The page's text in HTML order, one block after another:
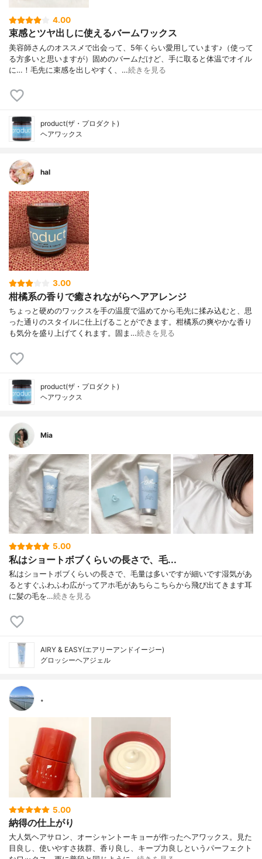
4.00
束感とツヤ出しに使えるバームワックス
美容師さんのオススメで出会って、5年くらい愛用しています♪（使って
る方多いと思いますが）固めのバームだけど、手に取ると体温でオイル
に…！毛先に束感を出しやすく、…続きを見る
product(ザ・プロダクト)
ヘアワックス
hal
3.00
柑橘系の香りで癒されながらヘアアレンジ
ちょっと硬めのワックスを手の温度で温めてから毛先に揉み込むと、思
った通りのスタイルに仕上げることができます。柑橘系の爽やかな香り
も気分を盛り上げてくれます。固ま…続きを見る
product(ザ・プロダクト)
ヘアワックス
Mia
5.00
私はショートボブくらいの長さで、毛...
私はショートボブくらいの長さで、毛量は多いですが細いです湿気があ
るとすぐふわふわ広がってアホ毛があちらこちらから飛び出てきます耳
に髪の毛を…続きを見る
AIRY & EASY(エアリーアンドイージー)
グロッシーヘアジェル
。
5.00
納得の仕上がり
大人気ヘアサロン、オーシャントーキョーが作ったヘアワックス。見た
目良し、使いやすさ抜群、香り良し、キープ力良しというパーフェクト